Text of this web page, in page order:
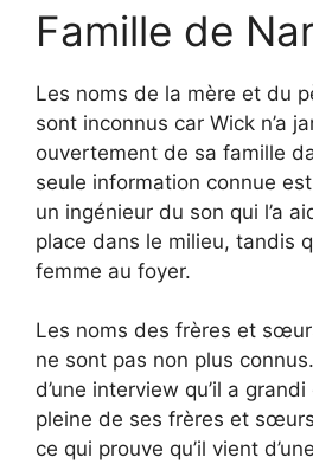
Famille de
Les noms de la mère et du
sont inconnus car Wick n’a
ouvertement de sa famille
seule information connue
un ingénieur du son qui l’a
place dans le milieu, tandis
femme au foyer.
Les noms des frères et
ne sont pas non plus
d’une interview qu’il a
pleine de ses frères et
ce qui prouve qu’il vient